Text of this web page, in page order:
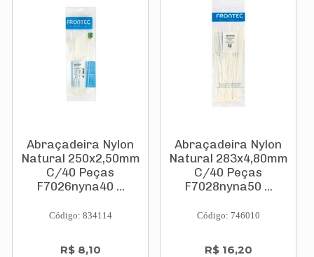
Abraçadeira Nylon
Natural 250x2,50mm
C/40 Peças
F7026nyna40 ...
Código: 834114
R$ 8,10
Abraçadeira Nylon
Natural 283x4,80mm
C/40 Peças
F7028nyna50 ...
Código: 746010
R$ 16,20